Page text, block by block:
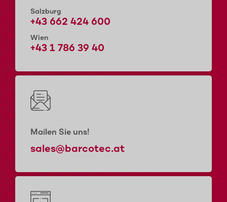
Salzburg
+43 662 424 600
Wien
+43 1 786 39 40
Mailen Sie uns!
sales@barcotec.at